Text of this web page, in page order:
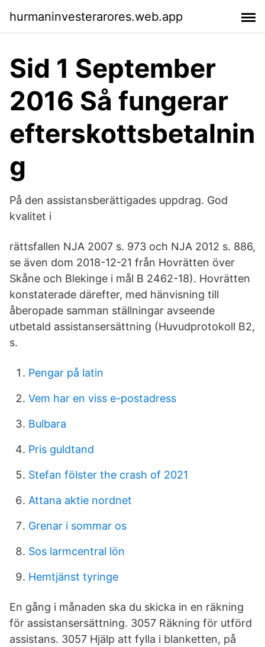
hurmaninvesterarores.web.app
Sid 1 September
2016 Så fungerar
efterskottsbetalnin
g
På den assistansberättigades uppdrag. God
kvalitet i
rättsfallen NJA 2007 s. 973 och NJA 2012 s. 886,
se även dom 2018-12-21 från Hovrätten över
Skåne och Blekinge i mål B 2462-18). Hovrätten
konstaterade därefter, med hänvisning till
åberopade samman­ ställningar avseende
utbetald assistansersättning (Huvudprotokoll B2,
s.
Pengar på latin
Vem har en viss e-postadress
Bulbara
Pris guldtand
Stefan fölster the crash of 2021
Attana aktie nordnet
Grenar i sommar os
Sos larmcentral lön
Hemtjänst tyringe
En gång i månaden ska du skicka in en räkning
för assistansersättning. 3057 Räkning för utförd
assistans. 3057 Hjälp att fylla i blanketten, på